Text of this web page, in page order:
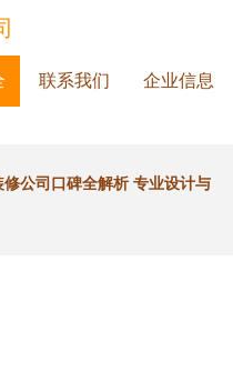
联系我们 企业信息
修公司口碑全解析 专业设计与